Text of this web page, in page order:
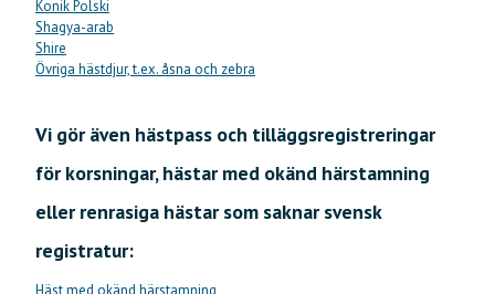
Konik Polski
Shagya-arab
Shire
Övriga hästdjur, t.ex. åsna och zebra
Vi gör även hästpass och tilläggsregistreringar
för korsningar, hästar med okänd härstamning
eller renrasiga hästar som saknar svensk
registratur: